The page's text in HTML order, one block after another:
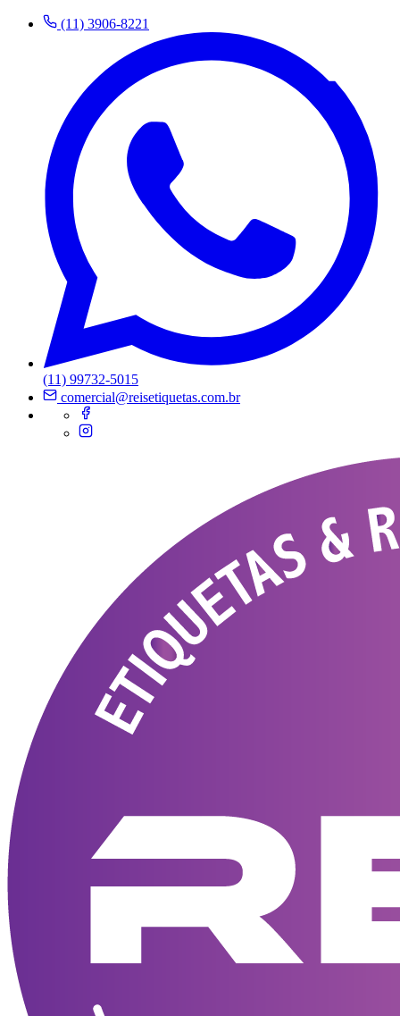
(11) 3906-8221
(11) 99732-5015
comercial@reisetiquetas.com.br